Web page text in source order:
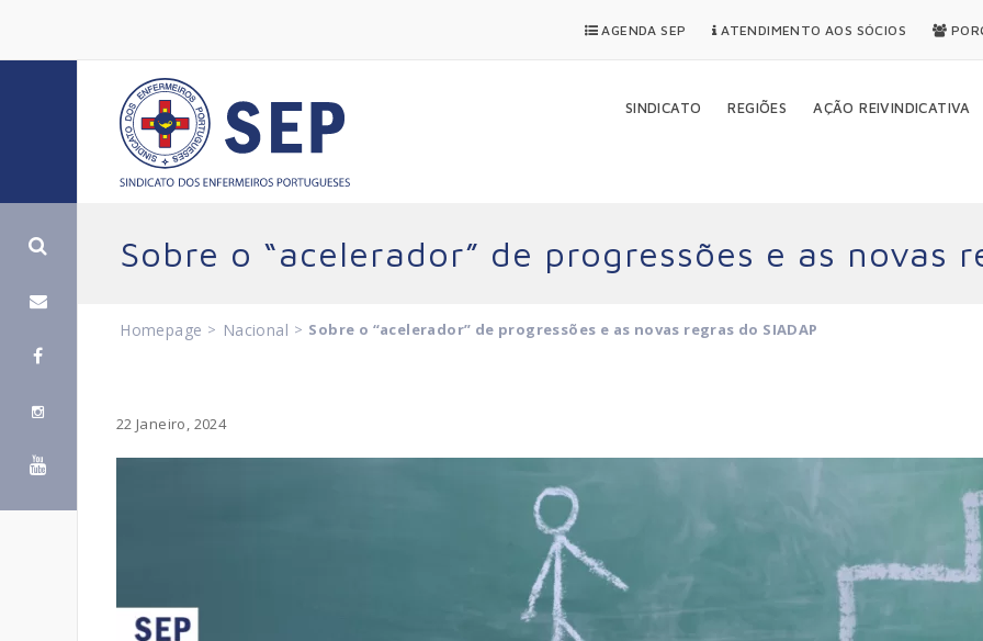
AGENDA SEP ATENDIMENTO AOS SÓCIOS
SINDICATO REGIÕES AÇÃO REIVINDICATIVA
Sobre o “acelerador” de progressões e as novas
Homepage > Nacional > Sobre o “acelerador” de progressões e as novas regras do SIADAP
22 Janeiro, 2024